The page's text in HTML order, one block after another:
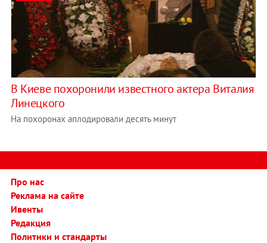
В Киеве похоронили известного актера Виталия
Линецкого
На похоронах аплодировали десять минут
Про нас
Реклама на сайте
Ивенты
Редакция
Политики и стандарты